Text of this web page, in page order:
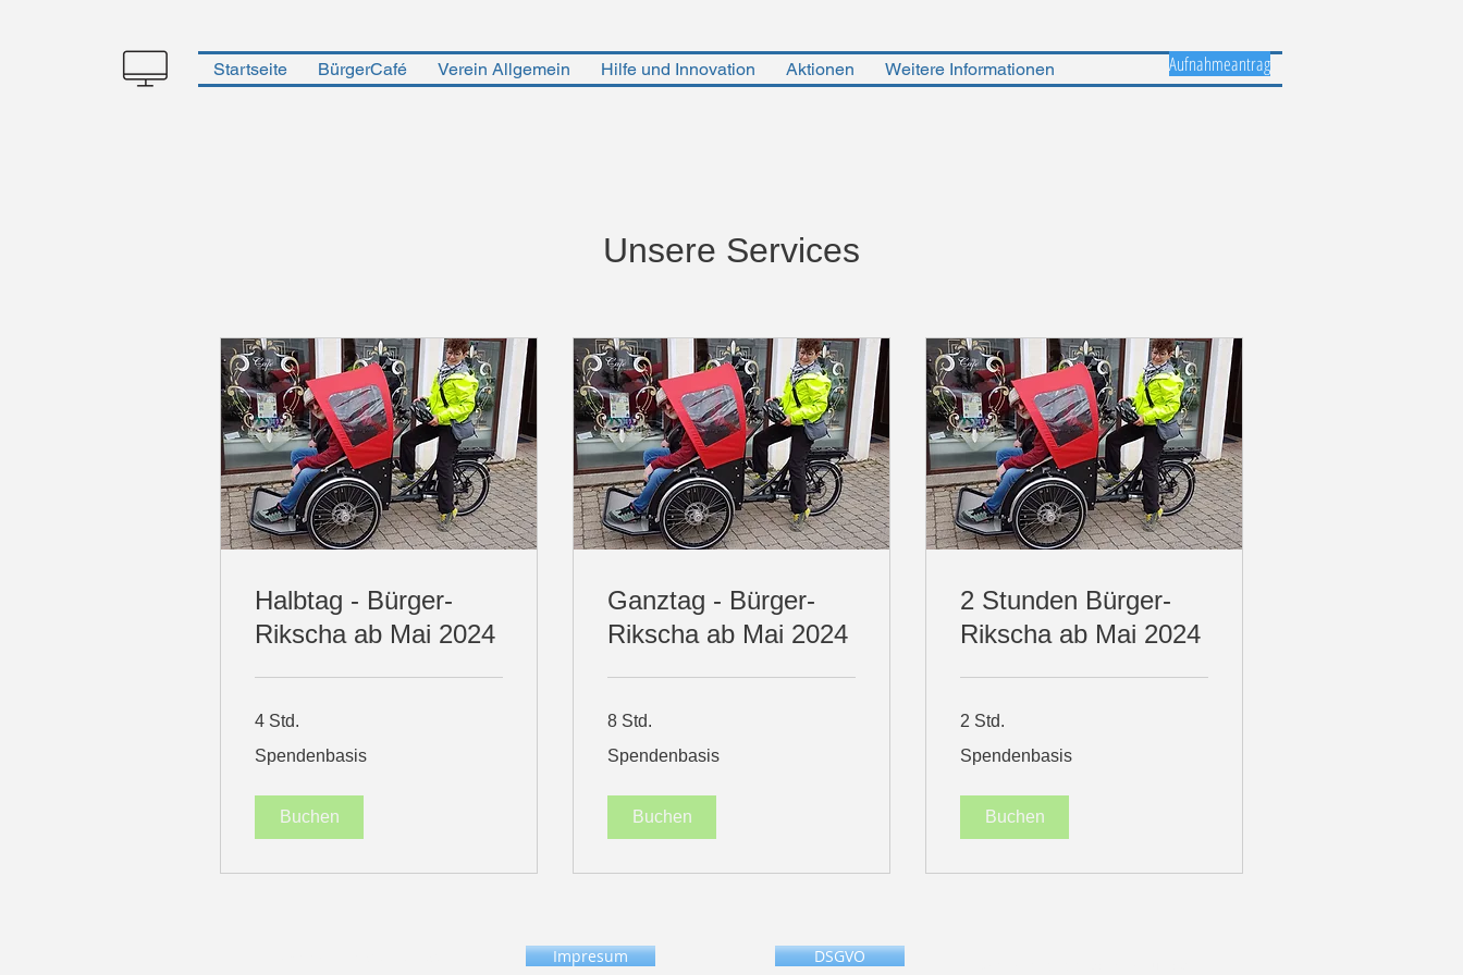
Startseite BürgerCafé Verein Allgemein Hilfe und Innovation Aktionen Weitere Informationen Aufnahmeantrag
Unsere Services
Halbtag - Bürger-
Rikscha ab Mai 2024
4 Std.
Spendenbasis
Buchen
Ganztag - Bürger-
Rikscha ab Mai 2024
8 Std.
Spendenbasis
Buchen
2 Stunden Bürger-
Rikscha ab Mai 2024
2 Std.
Spendenbasis
Buchen
Impresum © 15.04.2024 by bfb-f.de/M.Wissussek
DSGVO